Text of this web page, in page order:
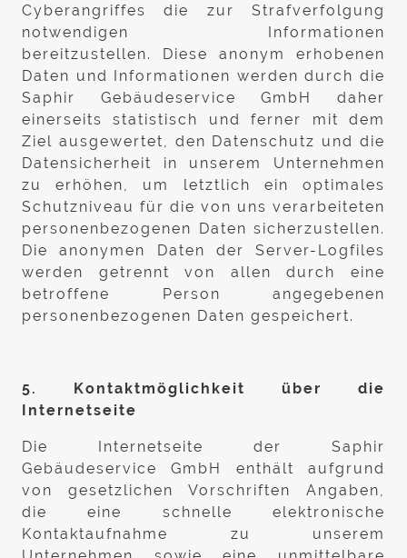
Cyberangriffes die zur Strafverfolgung
notwendigen Informationen
bereitzustellen. Diese anonym erhobenen
Daten und Informationen werden durch die
Saphir Gebäudeservice GmbH daher
einerseits statistisch und ferner mit dem
Ziel ausgewertet, den Datenschutz und die
Datensicherheit in unserem Unternehmen
zu erhöhen, um letztlich ein optimales
Schutzniveau für die von uns verarbeiteten
personenbezogenen Daten sicherzustellen.
Die anonymen Daten der Server-Logfiles
werden getrennt von allen durch eine
betroffene Person angegebenen
personenbezogenen Daten gespeichert.
5. Kontaktmöglichkeit über die
Internetseite
Die Internetseite der Saphir
Gebäudeservice GmbH enthält aufgrund
von gesetzlichen Vorschriften Angaben,
die eine schnelle elektronische
Kontaktaufnahme zu unserem